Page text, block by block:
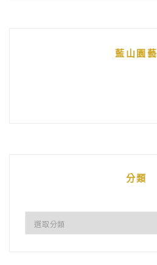
藍山園藝
分類